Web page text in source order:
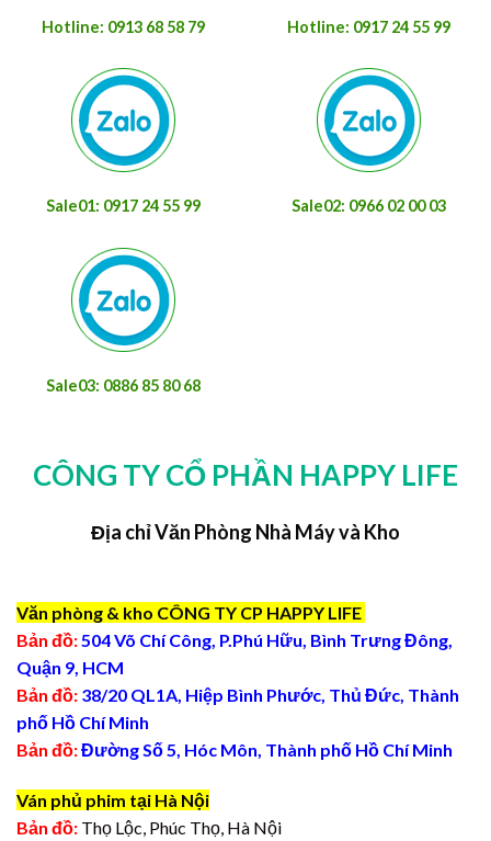
Hotline: 0913 68 58 79 Hotline: 0917 24 55 99
Sale01: 0917 24 55 99 Sale02: 0966 02 00 03
Sale03: 0886 85 80 68
CÔNG TY CỔ PHẦN HAPPY LIFE
Địa chỉ Văn Phòng Nhà Máy và Kho
Văn phòng & kho CÔNG TY CP HAPPY LIFE
Bản đồ: 504 Võ Chí Công, P.Phú Hữu, Bình Trưng Đông,
Quận 9, HCM
Bản đồ: 38/20 QL1A, Hiệp Bình Phước, Thủ Đức, Thành
phố Hồ Chí Minh
Bản đồ:Đường Số 5, Hóc Môn, Thành phố Hồ Chí Minh
Ván phủ phim tại Hà Nội
Bản đồ: Thọ Lộc, Phúc Thọ, Hà Nội